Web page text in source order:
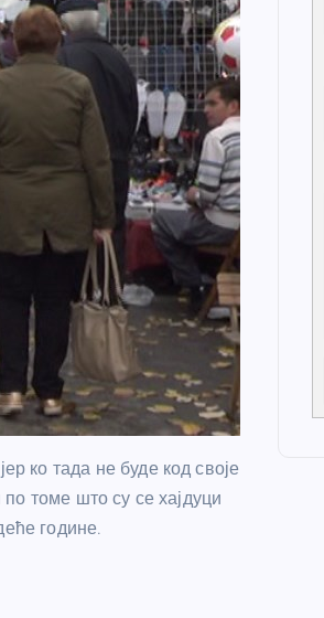
ко тада не буде код своје
томе што су се хајдуци
године.